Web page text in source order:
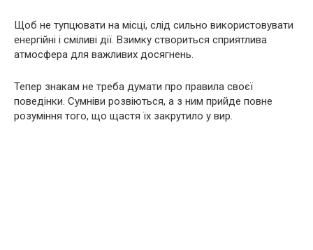
Щоб не тупцювати на місці, слід сильно використовувати
енергійні і сміливі дії. Взимку створиться сприятлива
атмосфера для важливих досягнень.
Тепер знакам не треба думати про правила своєї
поведінки. Сумніви розвіються, а з ним прийде повне
розуміння того, що щастя їх закрутило у вир.